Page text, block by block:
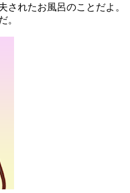
されたお風呂のことだよ。
。